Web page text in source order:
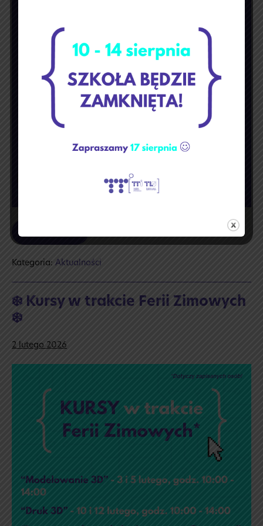
🐈‍⬛
Międzynarodowy
Kota
Kategoria: Aktualności
❄️ Kursy w trakcie Ferii Zimowych
❄️
2 lutego 2026